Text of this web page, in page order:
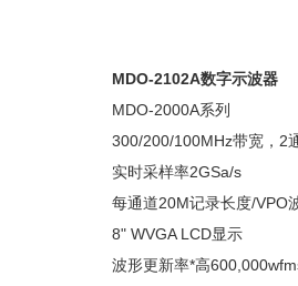
MDO-2102A数字示波器
MDO-2000A系列
300/200/100MHz带宽，2
实时采样率2GSa/s
每通道20M记录长度/VPO
8" WVGA LCD显示
波形更新率*高